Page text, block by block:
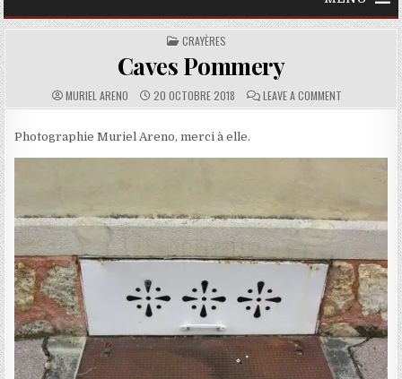
POSTED IN
CRAYÈRES
Caves Pommery
AUTHOR:
MURIEL ARENO PUBLISHED DATE:
20 OCTOBRE 2018 COMMENTS:
LEAVE A COMMENTON CAVES
Photographie Muriel Areno, merci à elle.